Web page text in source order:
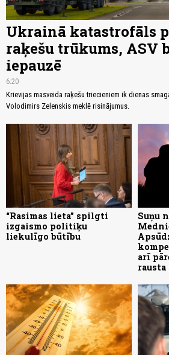
Ukrainā katastrofāls
raķešu trūkums, ASV
iepauzē
6:20
Krievijas masveida raķešu triecieniem ik dienas
Volodimirs Zelenskis meklē risinājumus.
“Rasimas lieta” spilgti
izgaismo politiķu
liekulīgo būtību
Suņu
arī
rausta